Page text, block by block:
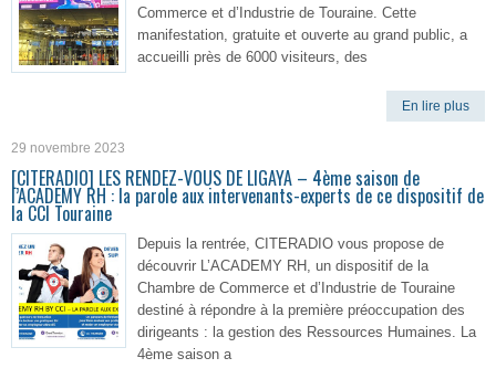
Commerce et d’Industrie de Touraine. Cette
manifestation, gratuite et ouverte au grand public, a
accueilli près de 6000 visiteurs, des
En lire plus
29 novembre 2023
[CITERADIO] LES RENDEZ-VOUS DE LIGAYA – 4ème saison de
l’ACADEMY RH : la parole aux intervenants-experts de ce dispositif de
la CCI Touraine
Depuis la rentrée, CITERADIO vous propose de
découvrir L’ACADEMY RH, un dispositif de la
Chambre de Commerce et d’Industrie de Touraine
destiné à répondre à la première préoccupation des
dirigeants : la gestion des Ressources Humaines. La
4ème saison a